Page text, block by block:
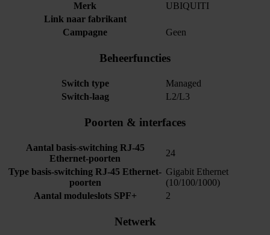
Merk
UBIQUITI
Link naar fabrikant
Campagne
Geen
Beheerfuncties
Switch type
Managed
Switch-laag
L2/L3
Poorten & interfaces
Aantal basis-switching RJ-45
Ethernet-poorten
24
Type basis-switching RJ-45 Ethernet-
poorten
Gigabit Ethernet
(10/100/1000)
Aantal moduleslots SPF+
2
Netwerk